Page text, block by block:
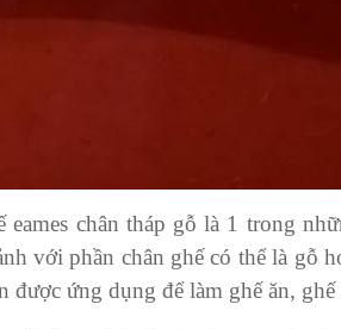
eames chân tháp gỗ là 1 trong
với phần chân ghế có thể là
được ứng dụng để làm ghế ăn,